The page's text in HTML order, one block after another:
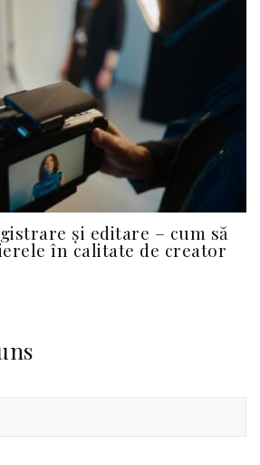
și editare – cum să
în calitate de creator